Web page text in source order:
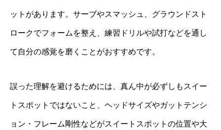
ットがあります。サーブやスマッシュ、グラウンドスト
ロークでフォームを整え、練習ドリルや試打などを通し
て自分の感覚を磨くことがおすすめです。
誤った理解を避けるためには、真ん中が必ずしもスイー
トスポットではないこと、ヘッドサイズやガットテンシ
ョン・フレーム剛性などがスイートスポットの位置や大